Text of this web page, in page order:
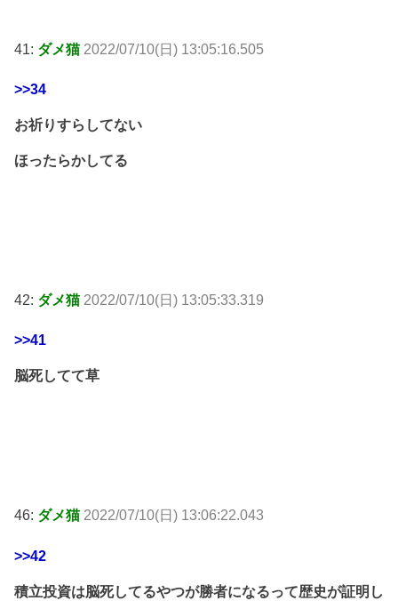
41: ダメ猫 2022/07/10(日) 13:05:16.505
>>34
お祈りすらしてない
ほったらかしてる
42: ダメ猫 2022/07/10(日) 13:05:33.319
>>41
脳死してて草
46: ダメ猫 2022/07/10(日) 13:06:22.043
>>42
積立投資は脳死してるやつが勝者になるって歴史が証明し